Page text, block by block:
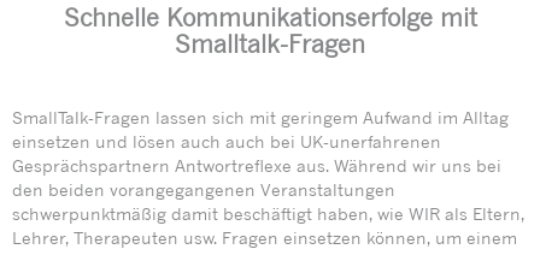
Schnelle Kommunikationserfolge mit
Smalltalk-Fragen
SmallTalk-Fragen lassen sich mit geringem Aufwand im Alltag
einsetzen und lösen auch auch bei UK-unerfahrenen
Gesprächspartnern Antwortreflexe aus. Während wir uns bei
den beiden vorangegangenen Veranstaltungen
schwerpunktmäßig damit beschäftigt haben, wie WIR als Eltern,
Lehrer, Therapeuten usw. Fragen einsetzen können, um einem